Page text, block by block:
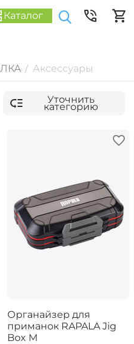
Каталог
/ Аксессуары
Уточнить
категорию
Органайзер для
приманок RAPALA Jig
Box M